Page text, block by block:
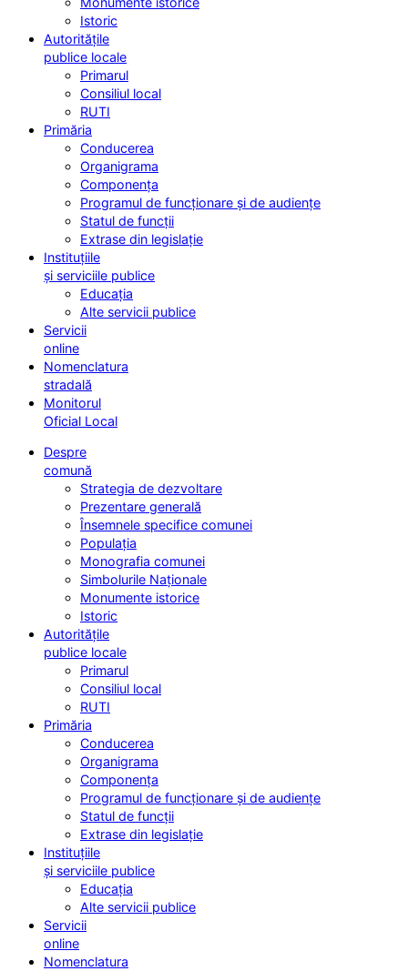
Istoric
Autoritățile
publice locale
Primarul
Consiliul local
RUTI
Primăria
Conducerea
Organigrama
Componența
Programul de funcționare și de audiențe
Statul de funcții
Extrase din legislație
Instituțiile
și serviciile publice
Educația
Alte servicii publice
Servicii
online
Nomenclatura
stradală
Monitorul
Oficial Local
Despre
comună
Strategia de dezvoltare
Prezentare generală
Însemnele specifice comunei
Populația
Monografia comunei
Simbolurile Naționale
Monumente istorice
Istoric
Autoritățile
publice locale
Primarul
Consiliul local
RUTI
Primăria
Conducerea
Organigrama
Componența
Programul de funcționare și de audiențe
Statul de funcții
Extrase din legislație
Instituțiile
și serviciile publice
Educația
Alte servicii publice
Servicii
online
Nomenclatura